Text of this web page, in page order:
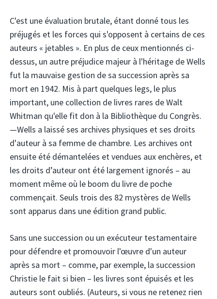
C'est une évaluation brutale, étant donné tous les
préjugés et les forces qui s'opposent à certains de ces
auteurs « jetables ». En plus de ceux mentionnés ci-
dessus, un autre préjudice majeur à l'héritage de Wells
fut la mauvaise gestion de sa succession après sa
mort en 1942. Mis à part quelques legs, le plus
important, une collection de livres rares de Walt
Whitman qu'elle fit don à la Bibliothèque du Congrès.
—Wells a laissé ses archives physiques et ses droits
d'auteur à sa femme de chambre. Les archives ont
ensuite été démantelées et vendues aux enchères, et
les droits d’auteur ont été largement ignorés – au
moment même où le boom du livre de poche
commençait. Seuls trois des 82 mystères de Wells
sont apparus dans une édition grand public.
Sans une succession ou un exécuteur testamentaire
pour défendre et promouvoir l'œuvre d'un auteur
après sa mort – comme, par exemple, la succession
Christie le fait si bien – les livres sont épuisés et les
auteurs sont oubliés. (Auteurs, si vous ne retenez rien